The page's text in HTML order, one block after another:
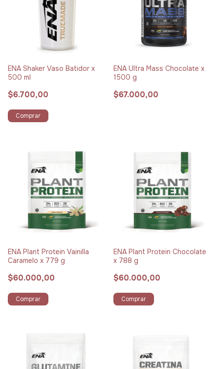
ENA Shaker Vaso Batidor x
500 ml
$6.700,00
Comprar
ENA Ultra Mass Chocolate x
1500 g
$67.000,00
ENA Plant Protein Vainilla
Caramelo x 779 g
$60.000,00
Comprar
ENA Plant Protein Chocolate
x 788 g
$60.000,00
Comprar